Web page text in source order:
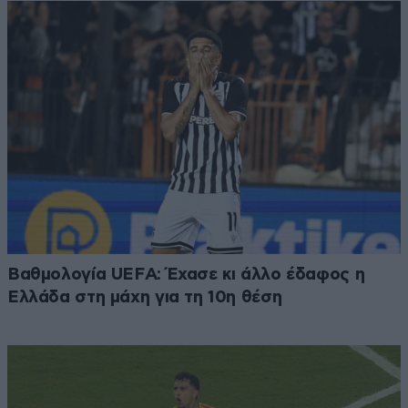
Βαθμολογία UEFA: Έχασε κι άλλο έδαφος η
Ελλάδα στη μάχη για τη 10η θέση